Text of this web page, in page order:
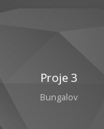
Proje 3
Bungalov